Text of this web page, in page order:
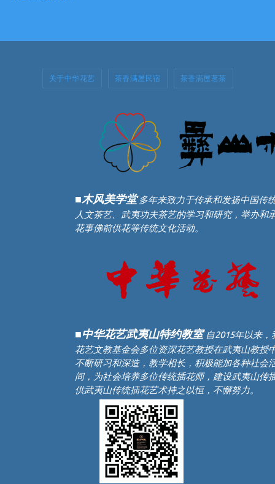
关于中华花艺 茶香满屋民宿 茶香满屋茗茶
■木风美学堂多年来致力于传承和发扬中国传
人文茶艺、武夷功夫茶艺的学习和研究，举办和
花事佛前供花等传统文化活动。
■中华花艺武夷山特约教室自2015年以来
花艺文教基金会多位资深花艺教授在武夷山教授
不断研习和深造，教学相长，积极能加各种社会
间，为社会培养多位传统插花师，建设武夷山传
供武夷山传统插花艺术持之以恒，不懈努力。